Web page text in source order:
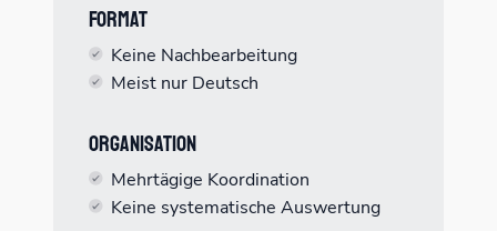
Format
Keine Nachbearbeitung
Meist nur Deutsch
Organisation
Mehrtägige Koordination
Keine systematische Auswertung